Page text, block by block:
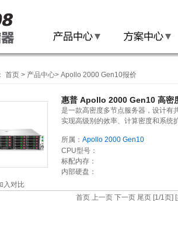
首页 > 产品中心> Apollo 2000 Gen10报价
入对比
惠普 Apollo 2000 Gen10 高密
是一款高密度多节点服务器，设计有
实现高级别的效率、计算密度和系统
所属： Apollo 2000 Gen10
CPU型号：
标配内存：
内部硬盘：
首页 上一页 下一页 尾页 [1/1页]